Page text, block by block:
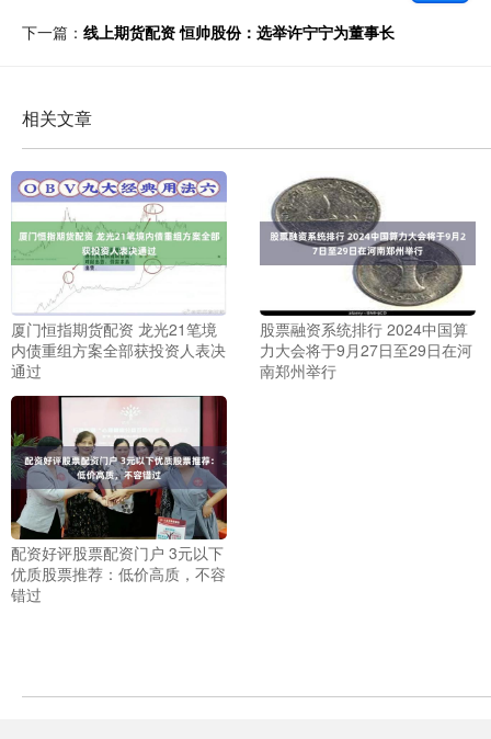
下一篇： 线上期货配资 恒帅股份：选举许宁宁为董事长
相关文章
厦门恒指期货配资 龙光21笔境
内债重组方案全部获投资人表决
通过
股票融资系统排行 2024中国算
力大会将于9月27日至29日在河
南郑州举行
配资好评股票配资门户 3元以下
优质股票推荐：低价高质，不容
错过